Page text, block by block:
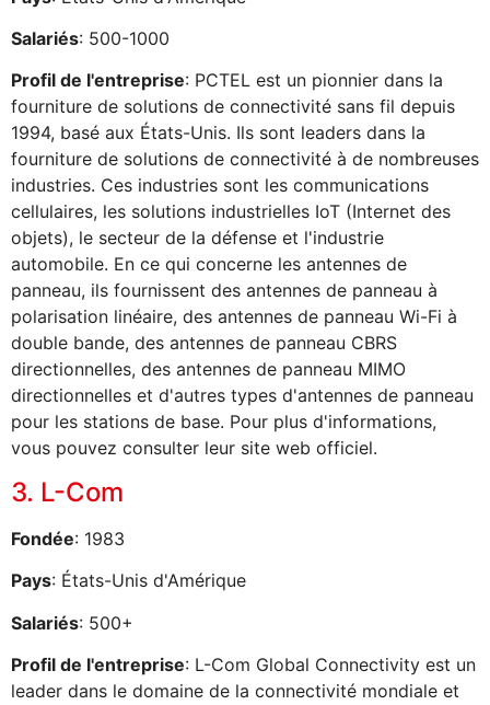
Salariés: 500-1000
Profil de l'entreprise: PCTEL est un pionnier dans la
fourniture de solutions de connectivité sans fil depuis
1994, basé aux États-Unis. Ils sont leaders dans la
fourniture de solutions de connectivité à de nombreuses
industries. Ces industries sont les communications
cellulaires, les solutions industrielles IoT (Internet des
objets), le secteur de la défense et l'industrie
automobile. En ce qui concerne les antennes de
panneau, ils fournissent des antennes de panneau à
polarisation linéaire, des antennes de panneau Wi-Fi à
double bande, des antennes de panneau CBRS
directionnelles, des antennes de panneau MIMO
directionnelles et d'autres types d'antennes de panneau
pour les stations de base. Pour plus d'informations,
vous pouvez consulter leur site web officiel.
3. L-Com
Fondée: 1983
Pays: États-Unis d'Amérique
Salariés: 500+
Profil de l'entreprise: L-Com Global Connectivity est un
leader dans le domaine de la connectivité mondiale et